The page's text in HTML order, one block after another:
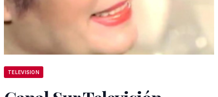
TELEVISION